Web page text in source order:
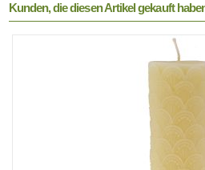
Kunden, die diesen Artikel gekauft